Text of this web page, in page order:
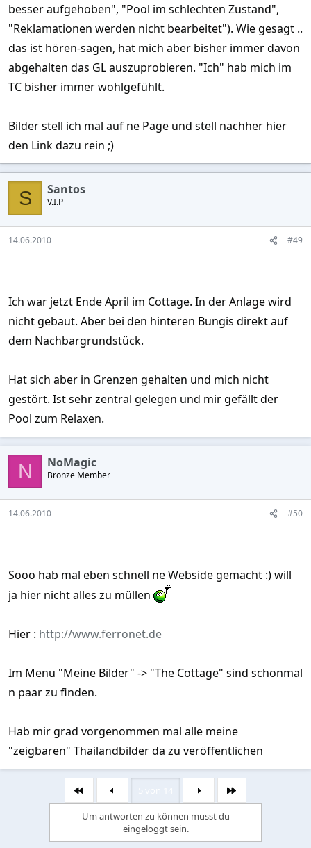
besser aufgehoben", "Pool im schlechten Zustand",
"Reklamationen werden nicht bearbeitet"). Wie gesagt ..
das ist hören-sagen, hat mich aber bisher immer davon
abgehalten das GL auszuprobieren. "Ich" hab mich im
TC bisher immer wohlgefühlt.
Bilder stell ich mal auf ne Page und stell nachher hier
den Link dazu rein ;)
S Santos
V.I.P
14.06.2010 #49
Ich war jetzt Ende April im Cottage. In der Anlage wird
nicht gebaut. Aber bei den hinteren Bungis direkt auf
dem Nachbargrundstück.
Hat sich aber in Grenzen gehalten und mich nicht
gestört. Ist sehr zentral gelegen und mir gefällt der
Pool zum Relaxen.
N NoMagic
Bronze Member
14.06.2010 #50
Sooo hab mal eben schnell ne Webside gemacht :) will
ja hier nicht alles zu müllen
Hier : http://www.ferronet.de
Im Menu "Meine Bilder" -> "The Cottage" sind schonmal
n paar zu finden.
Hab mir grad vorgenommen mal alle meine
"zeigbaren" Thailandbilder da zu veröffentlichen
Erste
Letzte
Um antworten zu können musst du
eingeloggt sein.